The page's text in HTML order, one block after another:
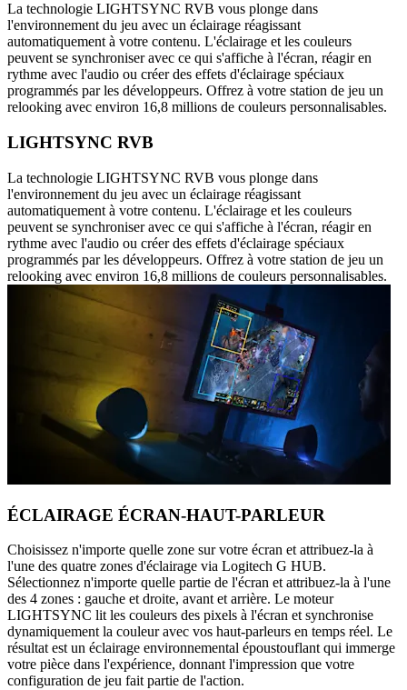
La technologie LIGHTSYNC RVB vous plonge dans
l'environnement du jeu avec un éclairage réagissant
automatiquement à votre contenu. L'éclairage et les couleurs
peuvent se synchroniser avec ce qui s'affiche à l'écran, réagir en
rythme avec l'audio ou créer des effets d'éclairage spéciaux
programmés par les développeurs. Offrez à votre station de jeu un
relooking avec environ 16,8 millions de couleurs personnalisables.
LIGHTSYNC RVB
La technologie LIGHTSYNC RVB vous plonge dans
l'environnement du jeu avec un éclairage réagissant
automatiquement à votre contenu. L'éclairage et les couleurs
peuvent se synchroniser avec ce qui s'affiche à l'écran, réagir en
rythme avec l'audio ou créer des effets d'éclairage spéciaux
programmés par les développeurs. Offrez à votre station de jeu un
relooking avec environ 16,8 millions de couleurs personnalisables.
ÉCLAIRAGE ÉCRAN-HAUT-PARLEUR
Choisissez n'importe quelle zone sur votre écran et attribuez-la à
l'une des quatre zones d'éclairage via Logitech G HUB.
Sélectionnez n'importe quelle partie de l'écran et attribuez-la à l'une
des 4 zones : gauche et droite, avant et arrière. Le moteur
LIGHTSYNC lit les couleurs des pixels à l'écran et synchronise
dynamiquement la couleur avec vos haut-parleurs en temps réel. Le
résultat est un éclairage environnemental époustouflant qui immerge
votre pièce dans l'expérience, donnant l'impression que votre
configuration de jeu fait partie de l'action.